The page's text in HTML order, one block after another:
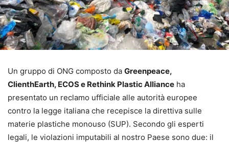
Un gruppo di ONG composto da Greenpeace,
ClienthEarth, ECOS e Rethink Plastic Alliance ha
presentato un reclamo ufficiale alle autorità europee
contro la legge italiana che recepisce la direttiva sulle
materie plastiche monouso (SUP). Secondo gli esperti
legali, le violazioni imputabili al nostro Paese sono due: il